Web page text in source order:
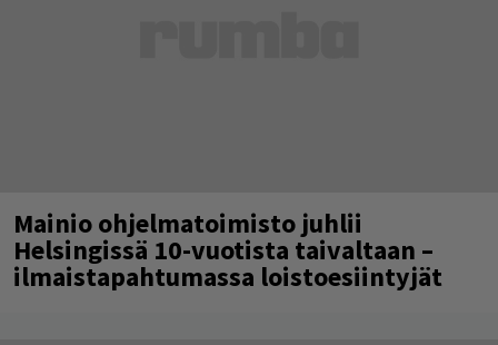
Mainio ohjelmatoimisto juhlii
Helsingissä 10-vuotista taivaltaan –
ilmaistapahtumassa loistoesiintyjät